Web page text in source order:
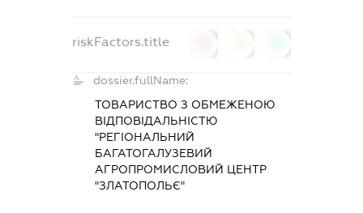
riskFactors.title
dossier.fullName:
ТОВАРИСТВО З ОБМЕЖЕНОЮ
ВІДПОВІДАЛЬНІСТЮ
"РЕГІОНАЛЬНИЙ
БАГАТОГАЛУЗЕВИЙ
АГРОПРОМИСЛОВИЙ ЦЕНТР
"ЗЛАТОПОЛЬЄ"